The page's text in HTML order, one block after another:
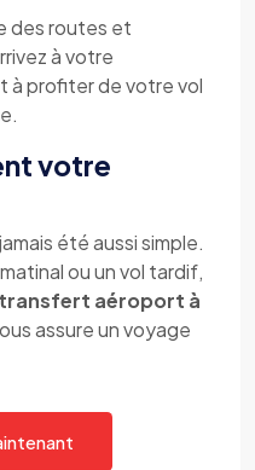
des routes et
à votre
profiter de votre vol
votre
été aussi simple.
ou un vol tardif,
aéroport à
assure un voyage